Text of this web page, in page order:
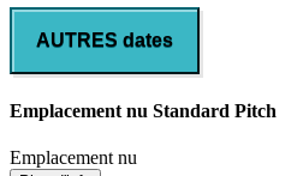
AUTRES dates
Emplacement nu Standard Pitch
Emplacement nu